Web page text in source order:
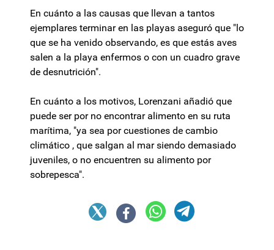
En cuánto a las causas que llevan a tantos
ejemplares terminar en las playas aseguró que "lo
que se ha venido observando, es que estás aves
salen a la playa enfermos o con un cuadro grave
de desnutrición".
En cuánto a los motivos, Lorenzani añadió que
puede ser por no encontrar alimento en su ruta
marítima, "ya sea por cuestiones de cambio
climático , que salgan al mar siendo demasiado
juveniles, o no encuentren su alimento por
sobrepesca".